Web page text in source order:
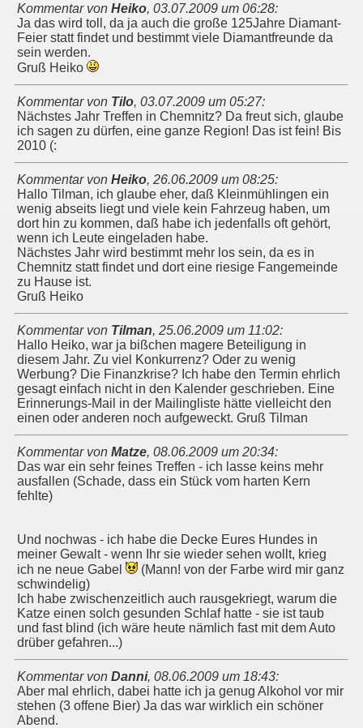
Kommentar von Heiko, 03.07.2009 um 06:28:
Ja das wird toll, da ja auch die große 125Jahre Diamant-
Feier statt findet und bestimmt viele Diamantfreunde da
sein werden.
Gruß Heiko
Kommentar von Tilo, 03.07.2009 um 05:27:
Nächstes Jahr Treffen in Chemnitz? Da freut sich, glaube
ich sagen zu dürfen, eine ganze Region! Das ist fein! Bis
2010 (:
Kommentar von Heiko, 26.06.2009 um 08:25:
Hallo Tilman, ich glaube eher, daß Kleinmühlingen ein
wenig abseits liegt und viele kein Fahrzeug haben, um
dort hin zu kommen, daß habe ich jedenfalls oft gehört,
wenn ich Leute eingeladen habe.
Nächstes Jahr wird bestimmt mehr los sein, da es in
Chemnitz statt findet und dort eine riesige Fangemeinde
zu Hause ist.
Gruß Heiko
Kommentar von Tilman, 25.06.2009 um 11:02:
Hallo Heiko, war ja bißchen magere Beteiligung in
diesem Jahr. Zu viel Konkurrenz? Oder zu wenig
Werbung? Die Finanzkrise? Ich habe den Termin ehrlich
gesagt einfach nicht in den Kalender geschrieben. Eine
Erinnerungs-Mail in der Mailingliste hätte vielleicht den
einen oder anderen noch aufgeweckt. Gruß Tilman
Kommentar von Matze, 08.06.2009 um 20:34:
Das war ein sehr feines Treffen - ich lasse keins mehr
ausfallen (Schade, dass ein Stück vom harten Kern
fehlte)
Und nochwas - ich habe die Decke Eures Hundes in
meiner Gewalt - wenn Ihr sie wieder sehen wollt, krieg
ich ne neue Gabel
(Mann! von der Farbe wird mir ganz
schwindelig)
Ich habe zwischenzeitlich auch rausgekriegt, warum die
Katze einen solch gesunden Schlaf hatte - sie ist taub
und fast blind (ich wäre heute nämlich fast mit dem Auto
drüber gefahren...)
Kommentar von Danni, 08.06.2009 um 18:43:
Aber mal ehrlich, dabei hatte ich ja genug Alkohol vor mir
stehen (3 offene Bier) Ja das war wirklich ein schöner
Abend.